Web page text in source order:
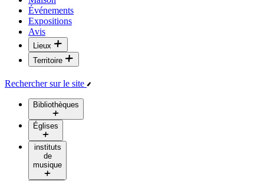
Événements
Expositions
Avis
Lieux
Territoire
Rechercher sur le site
Bibliothèques
Églises
instituts
de
musique